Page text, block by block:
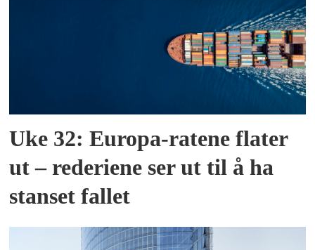
Uke 32: Europa-ratene flater
ut – rederiene ser ut til å ha
stanset fallet